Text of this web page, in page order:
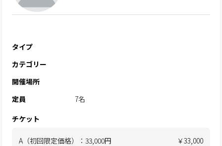
タイプ
カテゴリー
開催場所
定員
7名
チケット
A（初回限定価格）：33,000円 ￥33,000